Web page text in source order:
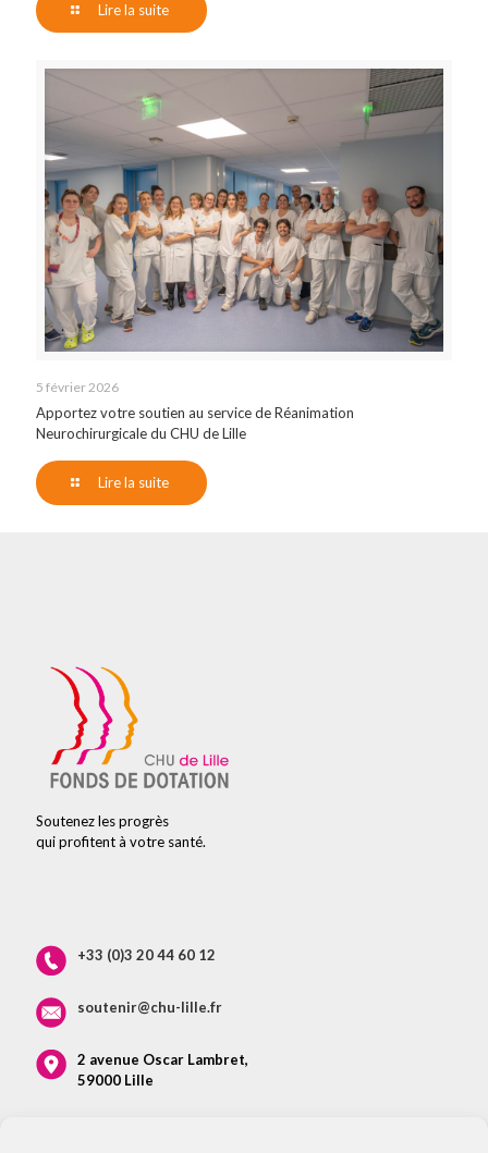
Lire la suite
5 février 2026
Apportez votre soutien au service de Réanimation
Neurochirurgicale du CHU de Lille
Lire la suite
Soutenez les progrès
qui profitent à votre santé.
+33 (0)3 20 44 60 12
soutenir@chu-lille.fr
2 avenue Oscar Lambret,
59000 Lille